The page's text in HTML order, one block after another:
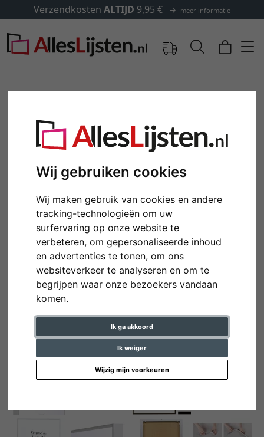
Wij gebruiken cookies
Wij maken gebruik van cookies en andere
tracking-technologieën om uw
surfervaring op onze website te
verbeteren, om gepersonaliseerde inhoud
en advertenties te tonen, om ons
websiteverkeer te analyseren en om te
begrijpen waar onze bezoekers vandaan
komen.
Ik ga akkoord
Ik weiger
Wijzig mijn voorkeuren
ALTIJD9,95 € meer informatie
Terug